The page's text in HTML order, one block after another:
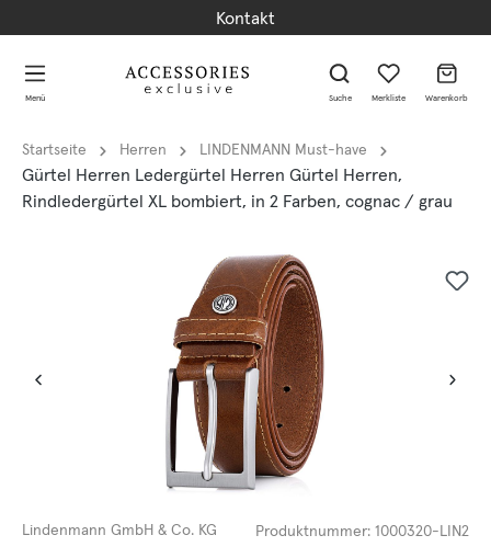
Kontakt
Menü Suche Merkliste Warenkorb
Startseite Herren LINDENMANN Must-have
Gürtel Herren Ledergürtel Herren Gürtel Herren,
Rindledergürtel XL bombiert, in 2 Farben, cognac / grau
Lindenmann GmbH & Co. KG Produktnummer: 1000320-LIN2